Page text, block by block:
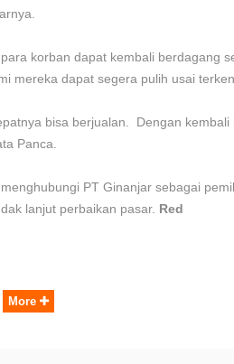
korban dapat kembali berdagang
mereka dapat segera pulih usai
bisa berjualan. Dengan kembali
Panca.
PT Ginanjar sebagai
lanjut perbaikan pasar. Red
More